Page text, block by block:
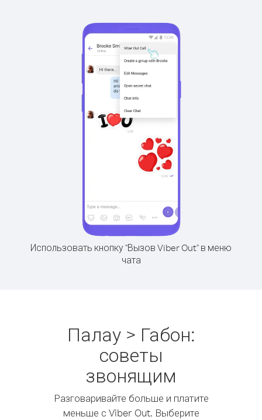
Использовать кнопку "Вызов Viber Out" в меню
чата
Палау > Габон:
советы
звонящим
Разговаривайте больше и платите
меньше с Viber Out. Выберите